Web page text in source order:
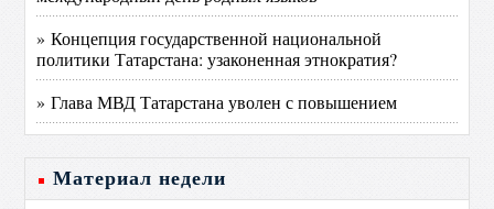
» Концепция государственной национальной
политики Татарстана: узаконенная этнократия?
» Глава МВД Татарстана уволен с повышением
Материал недели